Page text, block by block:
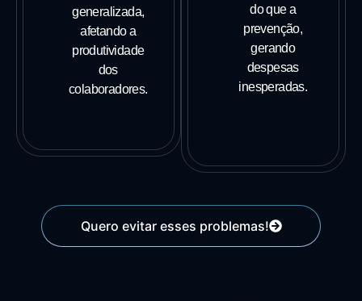
generalizada,
afetando a
produtividade
dos
colaboradores.
do que a
prevenção,
gerando
despesas
inesperadas.
Quero evitar esses problemas!